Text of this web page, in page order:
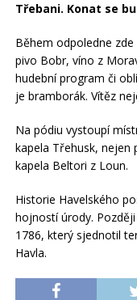
Třebani. Konat se
Během odpoledne
pivo Bobr, víno z
hudební program či
je bramborák. Vítěz
Na pódiu vystoupí
kapela Třehusk, nejen
kapela Beltori z Loun.
Historie Havelského
hojností úrody.
1786, který sjednotil
Havla.